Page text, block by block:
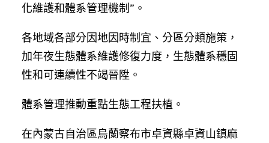
化維護和體系管理機制”。
各地域各部分因地因時制宜、分區分類施策，
加年夜生態體系維護修復力度，生態體系穩固
性和可連續性不竭晉陞。
體系管理推動重點生態工程扶植。
在內蒙古自治區烏蘭察布市卓資縣卓資山鎮麻